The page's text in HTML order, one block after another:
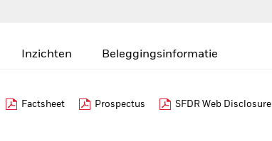
Inzichten Beleggingsinformatie
Factsheet Prospectus SFDR Web Disclosure